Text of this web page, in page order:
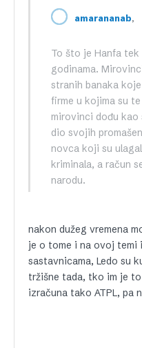
amarananab,
To što je Hanfa tek
godinama.
stranih banaka
firme u kojima su
mirovinci dođu kao
dio svojih
novca koji su
kriminala, a račun
narodu.
nakon dužeg vremena
je o tome i na ovoj temi
sastavnicama, Ledo su
tržišne tada, tko im je
izračuna tako ATPL, pa